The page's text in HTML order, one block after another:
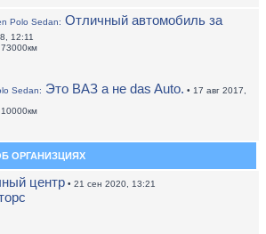
Polo Sedan: Отличный автомобиль за
12:11
73000км
Sedan: Это ВАЗ а не das Auto. • 17 авг 2017,
10000км
ОРГАНИЗЦИЯХ
центр • 21 сен 2020, 13:21